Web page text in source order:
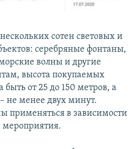
сотен световых и
серебряные фонтаны,
волны и другие
высота покупаемых
от 25 до 150 метров, а
не менее двух минут.
применяться в зависимости
мероприятия.